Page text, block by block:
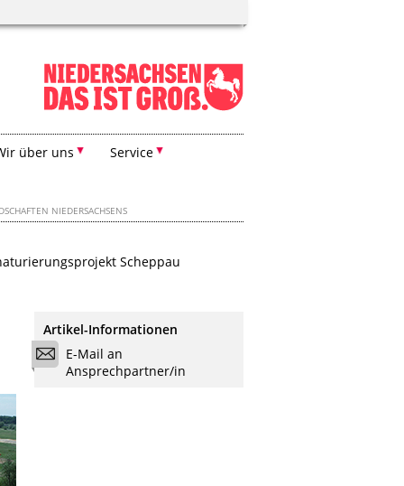
über uns Service
NIEDERSACHSENS
Scheppau
Artikel-Informationen
E-Mail an
Ansprechpartner/in